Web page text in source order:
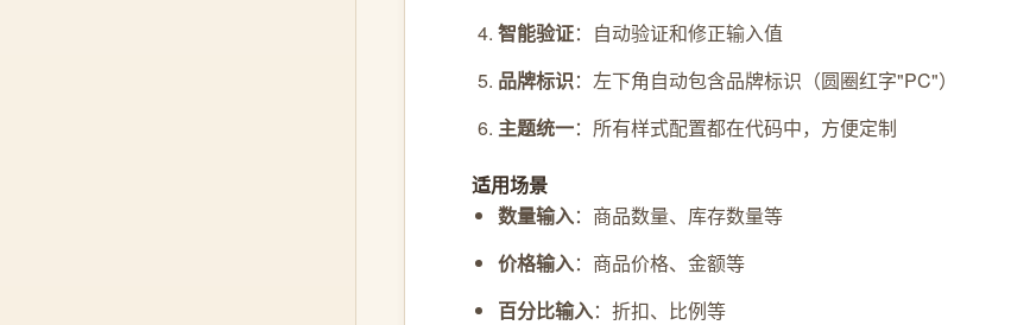
智能验证：自动验证和修正输入值
品牌标识：左下角自动包含品牌标识（圆圈红字"PC"）
主题统一：所有样式配置都在代码中，方便定制
适用场景
数量输入：商品数量、库存数量等
价格输入：商品价格、金额等
百分比输入：折扣、比例等